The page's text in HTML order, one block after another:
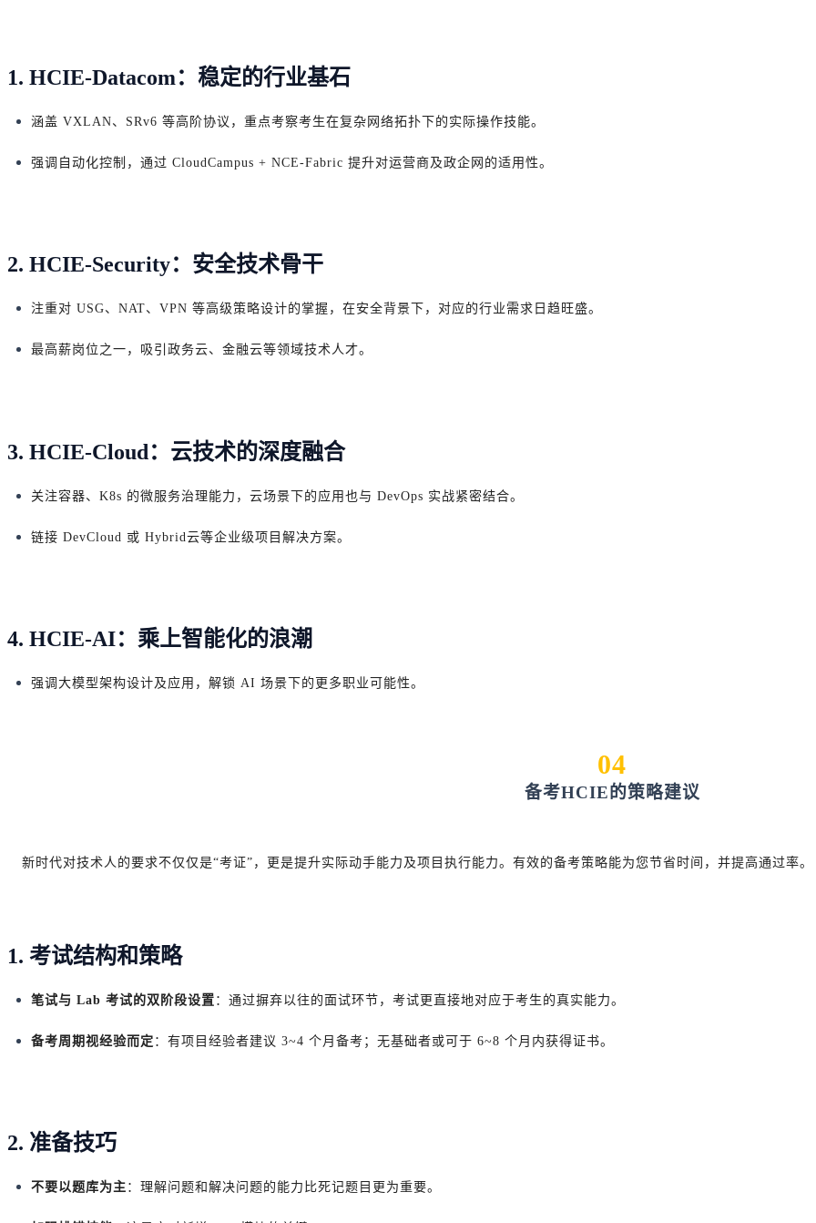
1. HCIE-Datacom：稳定的行业基石
涵盖 VXLAN、SRv6 等高阶协议，重点考察考生在复杂网络拓扑下的实际操作技能。
强调自动化控制，通过 CloudCampus + NCE-Fabric 提升对运营商及政企网的适用性。
2. HCIE-Security：安全技术骨干
注重对 USG、NAT、VPN 等高级策略设计的掌握，在安全背景下，对应的行业需求日趋旺盛。
最高薪岗位之一，吸引政务云、金融云等领域技术人才。
3. HCIE-Cloud：云技术的深度融合
关注容器、K8s 的微服务治理能力，云场景下的应用也与 DevOps 实战紧密结合。
链接 DevCloud 或 Hybrid云等企业级项目解决方案。
4. HCIE-AI：乘上智能化的浪潮
强调大模型架构设计及应用，解锁 AI 场景下的更多职业可能性。
04
备考HCIE的策略建议
新时代对技术人的要求不仅仅是“考证”，更是提升实际动手能力及项目执行能力。有效的备考策略能为您节省时间，并提高通过率。
1. 考试结构和策略
笔试与 Lab 考试的双阶段设置：通过摒弃以往的面试环节，考试更直接地对应于考生的真实能力。
备考周期视经验而定：有项目经验者建议 3~4 个月备考；无基础者或可于 6~8 个月内获得证书。
2. 准备技巧
不要以题库为主：理解问题和解决问题的能力比死记题目更为重要。